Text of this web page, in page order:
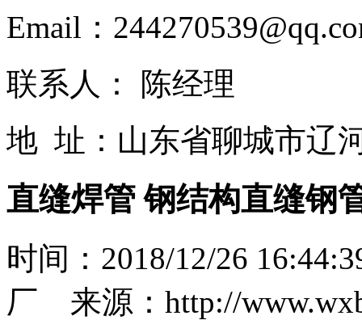
Email：
联系人： 陈经理
地 址：山东省聊城市辽
直缝焊管 钢结构直缝钢
时间：2018/12/26
厂 来源：http://